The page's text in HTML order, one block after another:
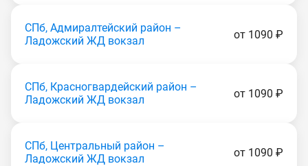
СПб, Адмиралтейский район –
Ладожский ЖД вокзал
от 1090 ₽
СПб, Красногвардейский район –
Ладожский ЖД вокзал
от 1090 ₽
СПб, Центральный район –
Ладожский ЖД вокзал
от 1090 ₽